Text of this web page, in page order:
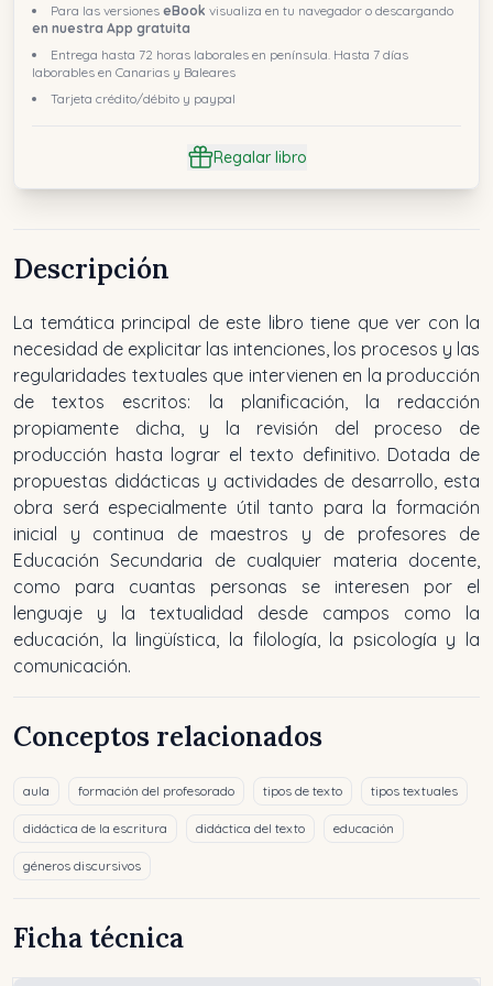
Para las versiones eBook visualiza en tu navegador o descargando
en nuestra App gratuita
Entrega hasta 72 horas laborales en península. Hasta 7 días
laborables en Canarias y Baleares
Tarjeta crédito/débito y paypal
Regalar libro
Descripción
La temática principal de este libro tiene que ver con la
necesidad de explicitar las intenciones, los procesos y las
regularidades textuales que intervienen en la producción
de textos escritos: la planificación, la redacción
propiamente dicha, y la revisión del proceso de
producción hasta lograr el texto definitivo. Dotada de
propuestas didácticas y actividades de desarrollo, esta
obra será especialmente útil tanto para la formación
inicial y continua de maestros y de profesores de
Educación Secundaria de cualquier materia docente,
como para cuantas personas se interesen por el
lenguaje y la textualidad desde campos como la
educación, la lingüística, la filología, la psicología y la
comunicación.
Conceptos relacionados
aula formación del profesorado tipos de texto tipos textuales
didáctica de la escritura didáctica del texto educación
géneros discursivos
Ficha técnica